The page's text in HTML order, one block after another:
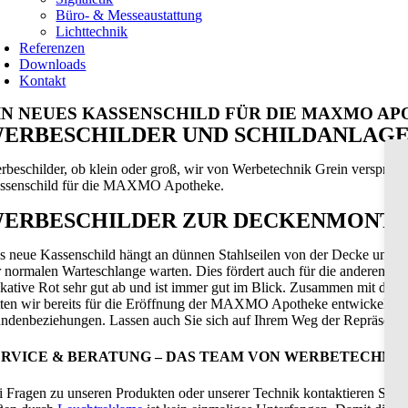
Büro- & Messeaustattung
Lichttechnik
Referenzen
Downloads
Kontakt
NEUES KASSENSCHILD FÜR DIE MAXMO
UND
ob klein oder groß, wir von Werbetechnik Grein
für die MAXMO Apotheke.
ZUR
neue Kassenschild hängt an dünnen Stahlseilen von der Decke
normalen Warteschlange warten. Dies fördert auch für die anderen
Rot sehr gut ab und ist immer gut im Blick. Zusammen mit
wir bereits für die Eröffnung der MAXMO Apotheke entwickelt
Lassen auch Sie sich auf Ihrem Weg der
& BERATUNG – DAS TEAM VON
Fragen zu unseren Produkten oder unserer Technik kontaktieren Sie